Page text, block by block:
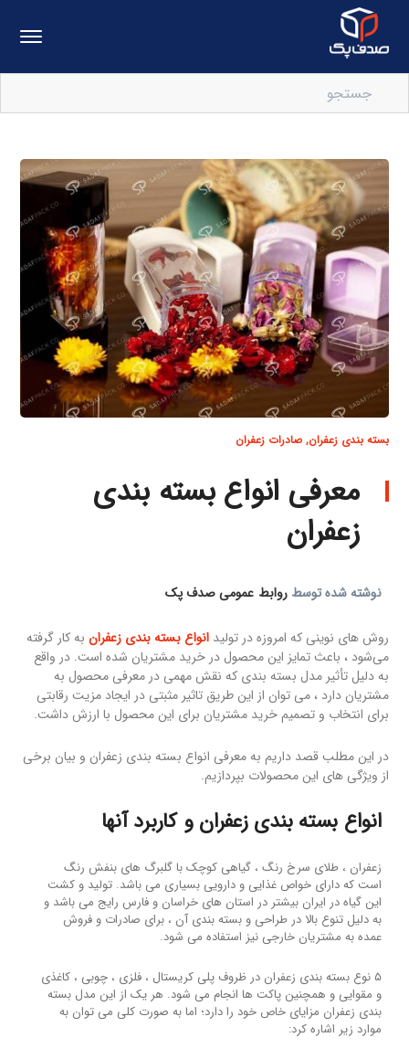
بسته بندی زعفران,صادرات زعفران
معرفی انواع بسته بندی
زعفران
نوشته شده توسطروابط عمومی صدف پک
روش های نوینی که امروزه در تولیدانواع بسته بندی زعفران به کار گرفته
می‌شود ، باعث تمایز این محصول در خرید مشتریان شده است. در واقع
به دلیل تأثیر مدل بسته بندی که نقش مهمی در معرفی محصول به
مشتریان دارد ، می توان از این طریق تاثیر مثبتی در ایجاد مزیت رقابتی
برای انتخاب و تصمیم خرید مشتریان برای این محصول با ارزش داشت.
در این مطلب قصد داریم به معرفی انواع بسته بندی زعفران و بیان برخی
از ویژگی های این محصولات بپردازیم.
انواع بسته بندی زعفران و کاربرد آنها
زعفران ، طلای سرخ رنگ ، گیاهی کوچک با گلبرگ های بنفش رنگ
است که دارای خواص غذایی و دارویی بسیاری می باشد. تولید و کشت
این گیاه در ایران بیشتر در استان های خراسان و فارس رایج می باشد و
به دلیل تنوع بالا در طراحی و بسته بندی آن ، برای صادرات و فروش
عمده به مشتریان خارجی نیز استفاده می شود.
۵ نوع بسته بندی زعفران در ظروف پلی کریستال ، فلزی ، چوبی ، کاغذی
و مقوایی و همچنین پاکت ها انجام می شود. هر یک از این مدل بسته
بندی زعفران مزایای خاص خود را دارد؛ اما به صورت کلی می توان به
موارد زیر اشاره کرد: